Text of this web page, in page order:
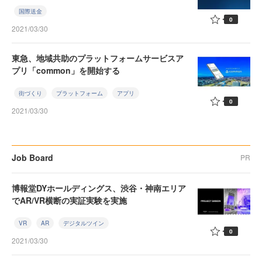
国際送金
2021/03/30
0
東急、地域共助のプラットフォームサービスア
プリ「common」を開始する
街づくり プラットフォーム アプリ
2021/03/30
0
Job Board PR
博報堂DYホールディングス、渋谷・神南エリア
でAR/VR横断の実証実験を実施
VR AR デジタルツイン
2021/03/30
0